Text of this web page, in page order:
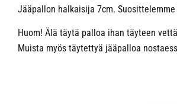
Jääpallon halkaisija 7cm. Suosittelemme
Huom! Älä täytä palloa ihan täyteen
Muista myös täytettyä jääpalloa